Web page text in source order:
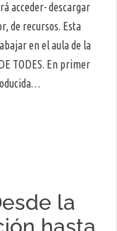
acceder- descargar
de recursos. Esta
en el aula de la
TODES. En primer
la